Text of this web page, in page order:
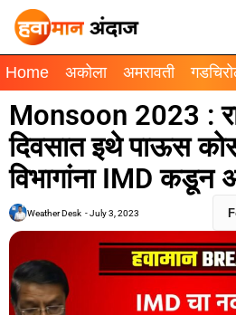
Home अकोला अमरावती
Monsoon 2023 :
दिवसात इथे पाऊस
विभागांना IMD कडून
Weather Desk -July 3, 2023